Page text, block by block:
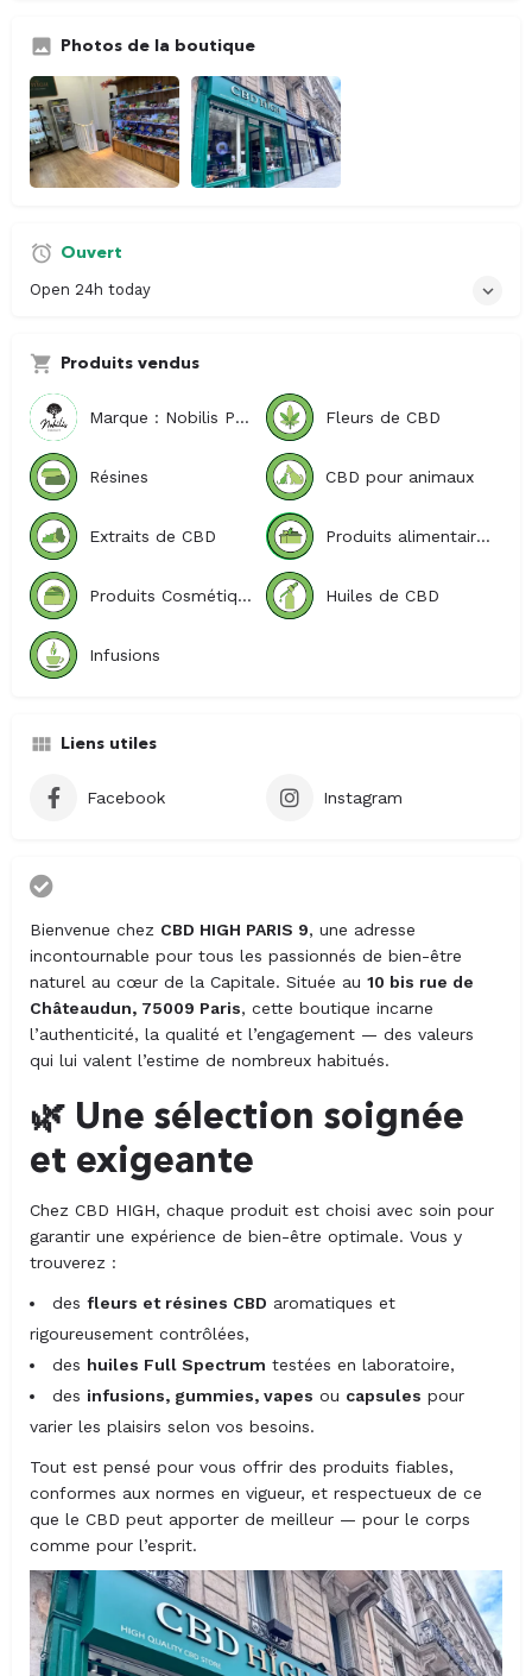
Photos de la boutique
Ouvert
Open 24h today
Produits vendus
Marque : Nobilis Product Fleurs de CBD
Résines CBD pour animaux
Extraits de CBD Produits alimentaires
Produits Cosmétiques Huiles de CBD
Infusions
Liens utiles
Facebook Instagram
Bienvenue chez CBD HIGH PARIS 9, une adresse
incontournable pour tous les passionnés de bien-être
naturel au cœur de la Capitale. Située au 10 bis rue de
Châteaudun, 75009 Paris, cette boutique incarne
l’authenticité, la qualité et l’engagement — des valeurs
qui lui valent l’estime de nombreux habitués.
🌿 Une sélection soignée
et exigeante
Chez CBD HIGH, chaque produit est choisi avec soin pour
garantir une expérience de bien-être optimale. Vous y
trouverez :
des fleurs et résines CBD aromatiques et
rigoureusement contrôlées,
des huiles Full Spectrum testées en laboratoire,
des infusions, gummies, vapes ou capsules pour
varier les plaisirs selon vos besoins.
Tout est pensé pour vous offrir des produits fiables,
conformes aux normes en vigueur, et respectueux de ce
que le CBD peut apporter de meilleur — pour le corps
comme pour l’esprit.